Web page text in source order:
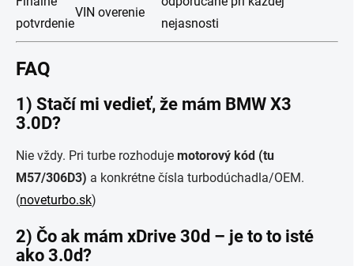
potvrdenie
VIN overenie
nejasnosti
FAQ
1) Stačí mi vedieť, že mám BMW X3
3.0D?
Nie vždy. Pri turbe rozhoduje motorový kód (tu
M57/306D3) a konkrétne čísla turbodúchadla/OEM.
(noveturbo.sk)
2) Čo ak mám xDrive 30d – je to to isté
ako 3.0d?